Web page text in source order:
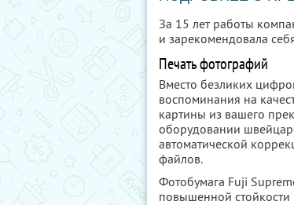
За 15 лет работы
и зарекомендовала
Печать фотографий
Вместо безликих
воспоминания на
картины из вашего
оборудовании
автоматической
файлов.
Фотобумага Fuji
повышенной